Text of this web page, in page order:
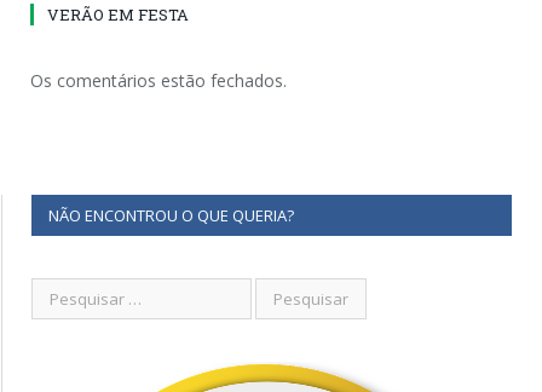
VERÃO EM FESTA
Os comentários estão fechados.
NÃO ENCONTROU O QUE QUERIA?